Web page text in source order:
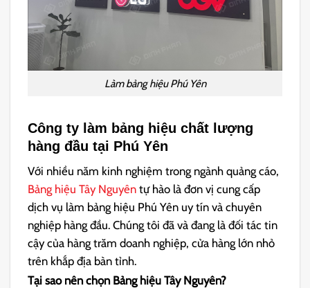
Làm bảng hiệu Phú Yên
Công ty làm bảng hiệu chất lượng
hàng đầu tại Phú Yên
Với nhiều năm kinh nghiệm trong ngành quảng cáo,
Bảng hiệu Tây Nguyên tự hào là đơn vị cung cấp
dịch vụ làm bảng hiệu Phú Yên uy tín và chuyên
nghiệp hàng đầu. Chúng tôi đã và đang là đối tác tin
cậy của hàng trăm doanh nghiệp, cửa hàng lớn nhỏ
trên khắp địa bàn tỉnh.
Tại sao nên chọn Bảng hiệu Tây Nguyên?